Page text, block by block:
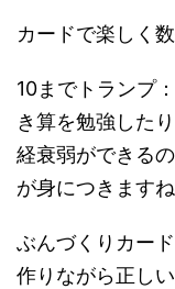
カードで楽しく
10までトランプ
き算を勉強した
経衰弱ができる
が身につきます
ぶんづくりカー
作りながら正し